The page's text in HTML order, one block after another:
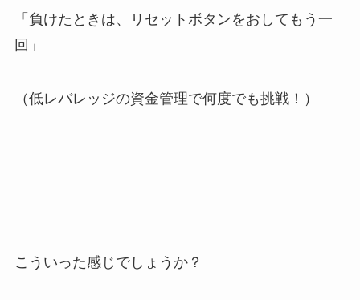
「負けたときは、リセットボタンをおしてもう一
回」
（低レバレッジの資金管理で何度でも挑戦！）
こういった感じでしょうか？